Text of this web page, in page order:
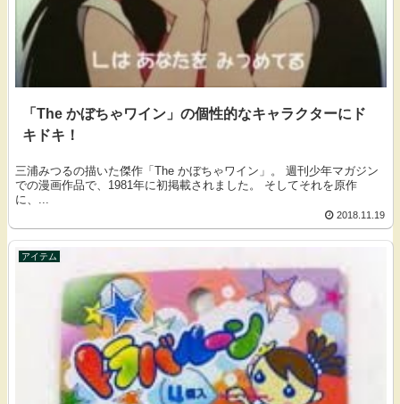
「The かぼちゃワイン」の個性的なキャラクターにド
キドキ！
三浦みつるの描いた傑作「The かぼちゃワイン」。 週刊少年マガジン
での漫画作品で、1981年に初掲載されました。 そしてそれを原作
に、...
2018.11.19
アイテム